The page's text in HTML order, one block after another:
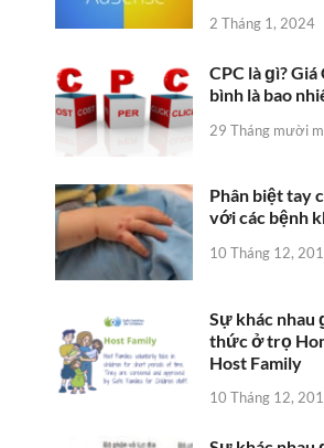
2 Tháng 1, 2024
CPC là ɡì?
bình là bao
29 Tháng mười
Phân biệt tay
với các bệnh
10 Tháng 12,
Sự khác nhau
thức ở trọ
Host Family
10 Tháng 12,